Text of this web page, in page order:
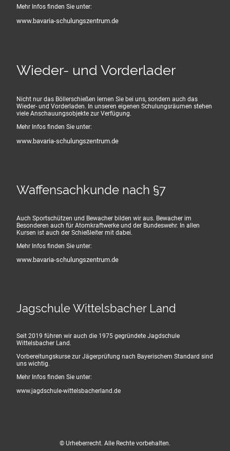
Mehr Infos finden Sie unter:
www.bavaria-schulungszentrum.de
Wieder- und Vorderlader
Nicht nur das Böllerschießen lernen Sie bei uns, sondern auch das
Wieder- und Vorderladen. In unseren eigenen Schulungsräumen stehen
viele Anschauungsobjekte zur Verfügung.
Mehr Infos finden Sie unter:
www.bavaria-schulungszentrum.de
Waffensachkunde nach §7
Auch Sportschützen und Bewacher bilden wir aus. Bewacher im
Besonderen auch für Atomkraftwerke und der Bundeswehr. In allen
Kursen ist auch der Schießleiter mit dabei.
Mehr Infos finden Sie unter:
www.bavaria-schulungszentrum.de
Jagschule Wittelsbacher Land
Seit 2019 führen wir auch die 1975 gegründete Jagdschule
Wittelsbacher Land.
Vorbereitungskurse zur Jägerprüfung nach Bayerischem Standard sind
uns wichtig.
Mehr Infos finden Sie unter:
www.jagdschule-wittelsbacherland.de
© Urheberrecht. Alle Rechte vorbehalten.